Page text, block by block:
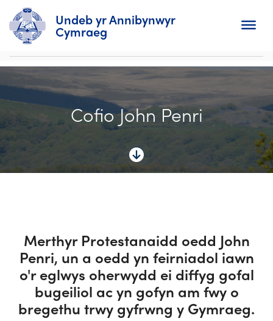
Undeb yr Annibynwyr
Cymraeg
Hafan
Amdanom
I'r Eglwysi
Newyddion
Darganfyddwr Eglwysi
Hyfforddiant
Cofio John Penri
Merthyr Protestanaidd oedd John
Penri, un a oedd yn feirniadol iawn
o'r eglwys oherwydd ei diffyg gofal
bugeiliol ac yn gofyn am fwy o
bregethu trwy gyfrwng y Gymraeg.